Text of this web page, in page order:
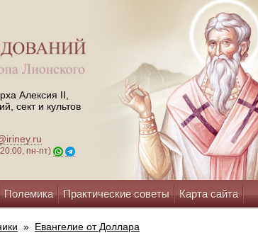
Алексия II,
сект и культов
пн-пт)
Полемика Практические советы Карта сайта
» Евангелие от Доллара